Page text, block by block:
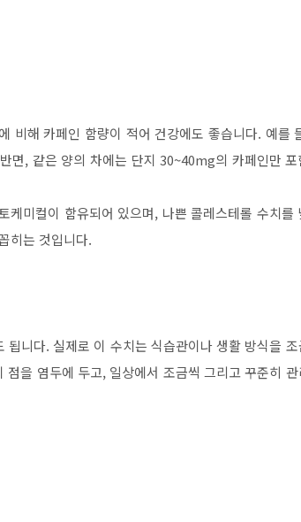
비해 카페인 함량이 적어 건강에도 좋습니다. 예를
면, 같은 양의 차에는 단지 30~40mg의 카페인만 포
미컬이 함유되어 있으며, 나쁜 콜레스테롤 수치를
히는 것입니다.
니다. 실제로 이 수치는 식습관이나 생활 방식을 조
을 염두에 두고, 일상에서 조금씩 그리고 꾸준히 관